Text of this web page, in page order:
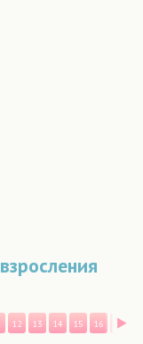
12 13 14 15 16 17